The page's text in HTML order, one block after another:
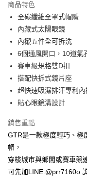
ATM付款
運送方式
全家取貨付款(安全帽一頂
每筆NT$60，滿
7-11取貨付款(安全帽一頂
每筆NT$60，滿
每筆NT$100，滿
商品特色
全碳纖維全罩式帽體
內藏式太陽眼鏡
內襯五件全可拆洗
6個通風開口，10道氣
賽車級規格雙D扣
搭配快拆式鏡片座
超快速吸濕排汗專利內
貼心眼鏡溝設計
銷售重點
GTR是一款極度輕巧、極
帽，
穿梭城市與鄉間或賽車競
可先加LINE:@prr7160o